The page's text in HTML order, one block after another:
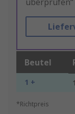
Beutel
1 +
*Richtpreis